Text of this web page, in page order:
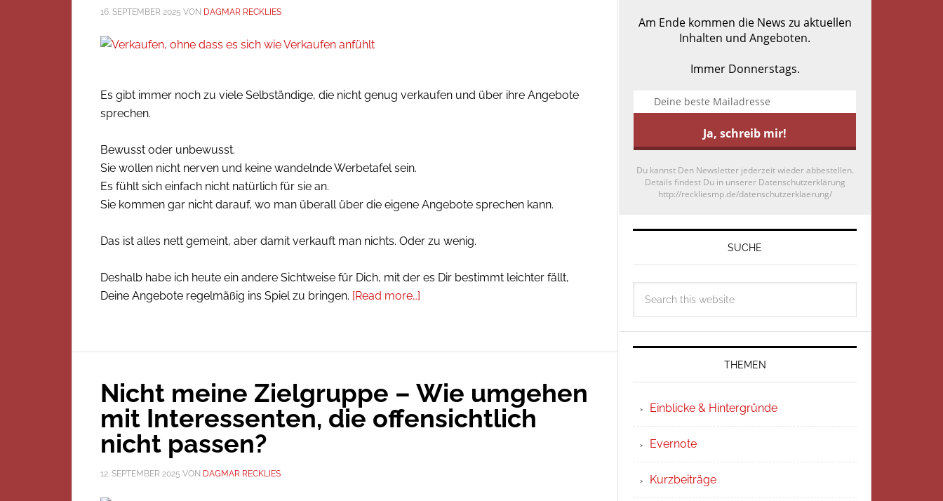
16. SEPTEMBER 2025 VON DAGMAR RECKLIES
Es gibt immer noch zu viele Selbständige, die nicht genug verkaufen und über ihre Angebote
sprechen.
Bewusst oder unbewusst.
Sie wollen nicht nerven und keine wandelnde Werbetafel sein.
Es fühlt sich einfach nicht natürlich für sie an.
Sie kommen gar nicht darauf, wo man überall über die eigene Angebote sprechen kann.
Das ist alles nett gemeint, aber damit verkauft man nichts. Oder zu wenig.
Deshalb habe ich heute ein andere Sichtweise für Dich, mit der es Dir bestimmt leichter fällt,
Deine Angebote regelmäßig ins Spiel zu bringen. [Read more…]
Nicht meine Zielgruppe – Wie umgehen
mit Interessenten, die offensichtlich
nicht passen?
12. SEPTEMBER 2025 VON DAGMAR RECKLIES
Am Ende kommen die News zu aktuellen
Inhalten und Angeboten.
Immer Donnerstags.
Du kannst Den Newsletter jederzeit wieder abbestellen.
Details findest Du in unserer Datenschutzerklärung
http://reckliesmp.de/datenschutzerklaerung/
SUCHE
THEMEN
Einblicke & Hintergründe
Evernote
Kurzbeiträge